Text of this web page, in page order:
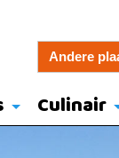
Culinair